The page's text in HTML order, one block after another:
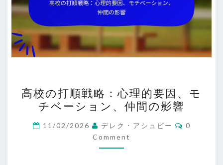
校
の
打
順
戦
高校の打順戦略：心理的要因、モ
チベーション、仲間の影響
11/02/2026 デレク・アシュビー
0
Comment